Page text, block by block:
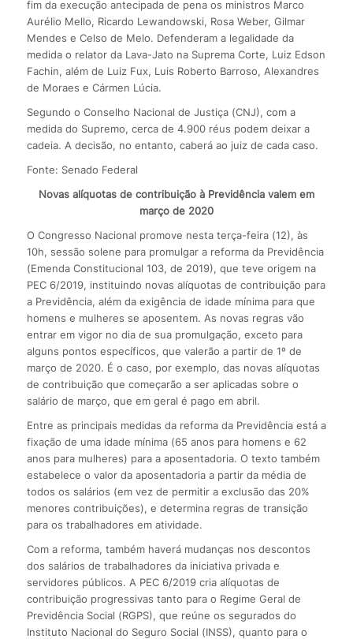
fim da execução antecipada de pena os ministros Marco
Aurélio Mello, Ricardo Lewandowski, Rosa Weber, Gilmar
Mendes e Celso de Melo. Defenderam a legalidade da
medida o relator da Lava-Jato na Suprema Corte, Luiz Edson
Fachin, além de Luiz Fux, Luis Roberto Barroso, Alexandres
de Moraes e Cármen Lúcia.
Segundo o Conselho Nacional de Justiça (CNJ), com a
medida do Supremo, cerca de 4.900 réus podem deixar a
cadeia. A decisão, no entanto, caberá ao juiz de cada caso.
Fonte: Senado Federal
Novas alíquotas de contribuição à Previdência valem em
março de 2020
O Congresso Nacional promove nesta terça-feira (12), às
10h, sessão solene para promulgar a reforma da Previdência
(Emenda Constitucional 103, de 2019), que teve origem na
PEC 6/2019, instituindo novas alíquotas de contribuição para
a Previdência, além da exigência de idade mínima para que
homens e mulheres se aposentem. As novas regras vão
entrar em vigor no dia de sua promulgação, exceto para
alguns pontos específicos, que valerão a partir de 1º de
março de 2020. É o caso, por exemplo, das novas alíquotas
de contribuição que começarão a ser aplicadas sobre o
salário de março, que em geral é pago em abril.
Entre as principais medidas da reforma da Previdência está a
fixação de uma idade mínima (65 anos para homens e 62
anos para mulheres) para a aposentadoria. O texto também
estabelece o valor da aposentadoria a partir da média de
todos os salários (em vez de permitir a exclusão das 20%
menores contribuições), e determina regras de transição
para os trabalhadores em atividade.
Com a reforma, também haverá mudanças nos descontos
dos salários de trabalhadores da iniciativa privada e
servidores públicos. A PEC 6/2019 cria alíquotas de
contribuição progressivas tanto para o Regime Geral de
Previdência Social (RGPS), que reúne os segurados do
Instituto Nacional do Seguro Social (INSS), quanto para o